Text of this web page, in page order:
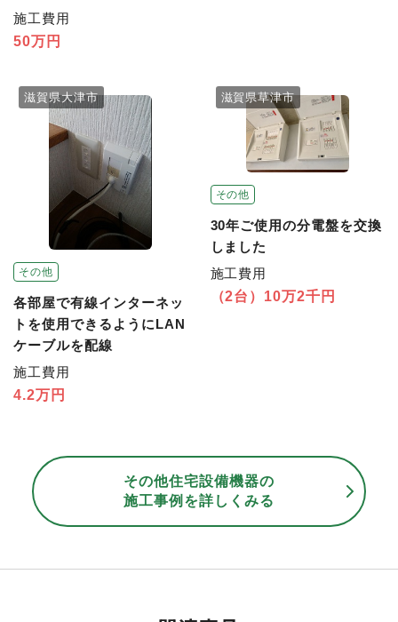
施工費用
50万円
その他
滋賀県大津市
各部屋で有線インターネッ
トを使用できるようにLAN
ケーブルを配線
施工費用
4.2万円
その他
滋賀県草津市
30年ご使用の分電盤を交換
しました
施工費用
（2台）10万2千円
その他住宅設備機器の
施工事例を詳しくみる